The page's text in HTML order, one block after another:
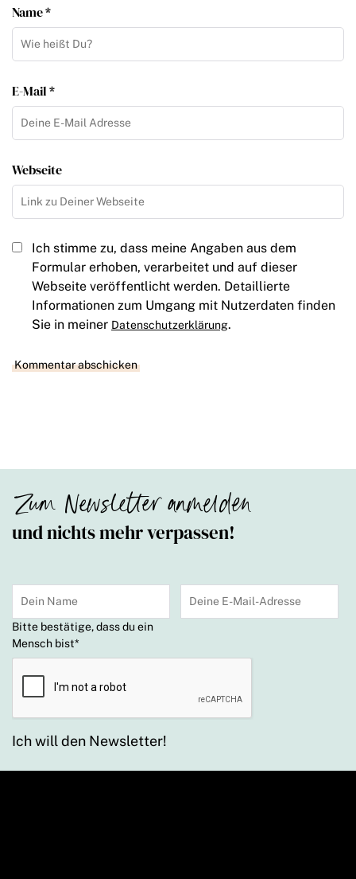
Name *
E-Mail *
Webseite
Ich stimme zu, dass meine Angaben aus dem
Formular erhoben, verarbeitet und auf dieser
Webseite veröffentlicht werden. Detaillierte
Informationen zum Umgang mit Nutzerdaten finden
Sie in meiner Datenschutzerklärung.
Zum Newsletter anmelden
und nichts mehr verpassen!
Bitte bestätige, dass du ein
Mensch bist*
Ich will den Newsletter!